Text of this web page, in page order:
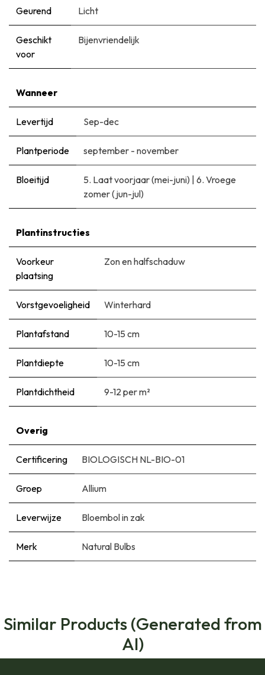
Geurend Licht
Geschikt
voor
Bijenvriendelijk
Wanneer
Levertijd Sep-dec
Plantperiode september - november
Bloeitijd 5. Laat voorjaar (mei-juni) | 6. Vroege
zomer (jun-jul)
Plantinstructies
Voorkeur
plaatsing
Zon en halfschaduw
Vorstgevoeligheid Winterhard
Plantafstand 10-15 cm
Plantdiepte 10-15 cm
Plantdichtheid 9-12 per m²
Overig
Certificering BIOLOGISCH NL-BIO-01
Groep Allium
Leverwijze Bloembol in zak
Merk Natural Bulbs
Similar Products (Generated from
AI)